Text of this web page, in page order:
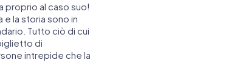
proprio al caso suo!
e la storia sono in
Tutto ciò di cui
di
intrepide che la